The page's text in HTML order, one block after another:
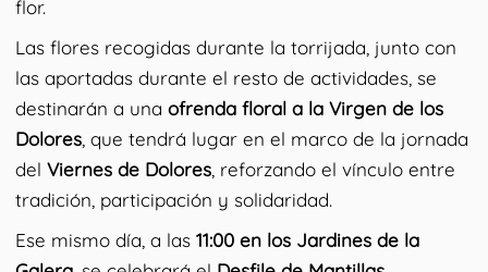
flor.
Las flores recogidas durante la torrijada, junto con
las aportadas durante el resto de actividades, se
destinarán a una ofrenda floral a la Virgen de los
Dolores, que tendrá lugar en el marco de la jornada
del Viernes de Dolores, reforzando el vínculo entre
tradición, participación y solidaridad.
Ese mismo día, a las 11:00 en los Jardines de la